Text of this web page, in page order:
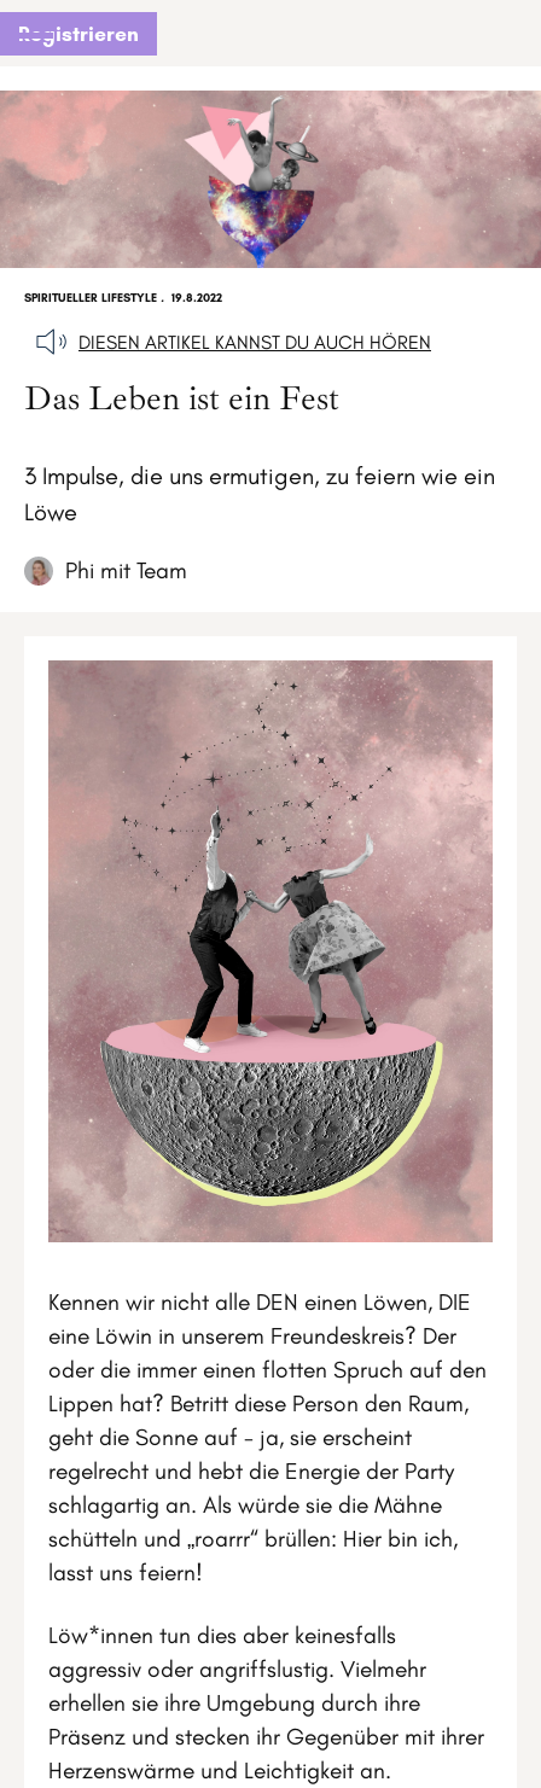
Registrieren
SPIRITUELLER LIFESTYLE . 19.8.2022
DIESEN ARTIKEL KANNST DU AUCH HÖREN
Das Leben ist ein Fest
3 Impulse, die uns ermutigen, zu feiern wie ein
Löwe
Phi mit Team
Kennen wir nicht alle DEN einen Löwen, DIE
eine Löwin in unserem Freundeskreis? Der
oder die immer einen flotten Spruch auf den
Lippen hat? Betritt diese Person den Raum,
geht die Sonne auf - ja, sie erscheint
regelrecht und hebt die Energie der Party
schlagartig an. Als würde sie die Mähne
schütteln und „roarrr“ brüllen: Hier bin ich,
lasst uns feiern!
Löw*innen tun dies aber keinesfalls
aggressiv oder angriffslustig. Vielmehr
erhellen sie ihre Umgebung durch ihre
Präsenz und stecken ihr Gegenüber mit ihrer
Herzenswärme und Leichtigkeit an.